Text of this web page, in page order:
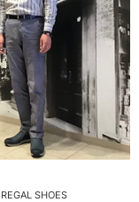
REGAL SHOES